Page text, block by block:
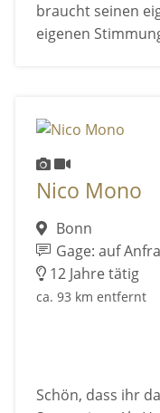
braucht seinen
eigenen
Nico Mono
Bonn
Gage: auf
12 Jahre tätig
ca. 93 km entfernt
Schön, dass ihr